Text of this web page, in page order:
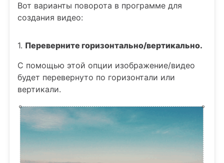
Вот варианты поворота в программе для
создания видео:
1. Переверните горизонтально/вертикально.
С помощью этой опции изображение/видео
будет перевернуто по горизонтали или
вертикали.